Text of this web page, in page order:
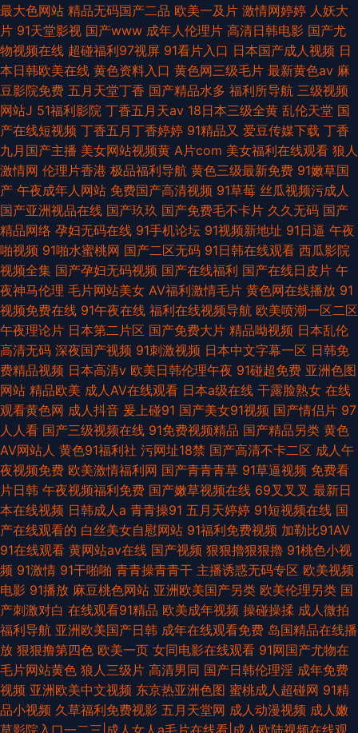
最大色网站 精品无码国产二品 欧美一及片 激情网婷婷 人妖大
片 91天堂影视 国产www 成年人伦理片 高清日韩电影 国产尤
物视频在线 超碰福利97视屏 91看片入口 日本国产成人视频 日
本日韩欧美在线 黄色资料入口 黄色网三级毛片 最新黄色av 麻
豆影院免费 五月天堂丁香 国产精品水多 福利所导航 三级视频
网站J 51福利影院 丁香五月天av 18日本三级全黄 乱伦天堂 国
产在线短视频 丁香五月丁香婷婷 91精品又 爱豆传媒下载 丁香
九月国产主播 美女网站视频黄 A片com 美女福利在线观看 狼人
激情网 伦理片香港 极品福利导航 黄色三级最新免费 91嫩草国
产 午夜成年人网站 免费国产高清视频 91草莓 丝瓜视频污成人
国产亚洲视品在线 国产玖玖 国产免费毛不卡片 久久无码 国产
精品网络 孕妇无码在线 91手机论坛 91视频新地址 91日逼 午夜
啪视频 91啪水蜜桃网 国产二区无码 91日韩在线观看 西瓜影院
视频全集 国产孕妇无码视频 国产在线福利 国产在线日皮片 午
夜神马伦理 毛片网站美女 AV福利激情毛片 黄色网在线播放 91
视频免费在线 91午夜在线 福利在线视频导航 欧美喷潮一区二区
午夜理论片 日本第二片区 国产免费大片 精品呦视频 日本乱伦
高清无码 深夜国产视频 91刺激视频 日本中文字幕一区 日韩免
费精品视频 日本高清v 欧美日韩伦理午夜 91碰超免费 亚洲色图
网站 精品欧美 成人AV在线观看 日本a级在线 干露脸熟女 在线
观看黄色网 成人抖音 爰上碰91 国产美女91视频 国产情侣片 97
人人看 国产三级视频在线 91免费视频精品 国产精品另类 黄色
AV网站人 黄色91福利社 污网址18禁 国产高清不卡二区 成人午
夜视频免费 欧美激情福利网 国产青青青草 91草逼视频 免费看
片日韩 午夜视频福利免费 国产嫩草视频在线 69叉叉叉 最新日
本在线视频 日韩成人a 青青操91 五月天婷婷 91短视频在线 国
产在线观看的 白丝美女自慰网站 91福利免费视频 加勒比91AV
91在线观看 黄网站av在线 国产视频 狠狠擼狠狠擼 91桃色小视
频 91激情 91干啪啪 青青操青青干 主播诱惑无码专区 欧美视频
电影 91播放 麻豆桃色网站 亚洲欧美国产另类 欧美伦理另类 国
产刺激对白 在线观看91精品 欧美成年视频 操碰操揉 成人微拍
福利导航 亚洲欧美国产日韩 成年在线观看免费 岛国精品在线播
放 狠狠撸第四色 欧美一页 女同电影在线观看 91网国产尤物在
毛片网站黄色 狼人三级片 高清男同 国产日韩伦理淫 成年免费
视频 亚洲欧美中文视频 东京热亚洲色图 蜜桃成人超碰网 91精
品小视频 久草福利免费视影 五月天堂网 成人动漫视频 成人嫩